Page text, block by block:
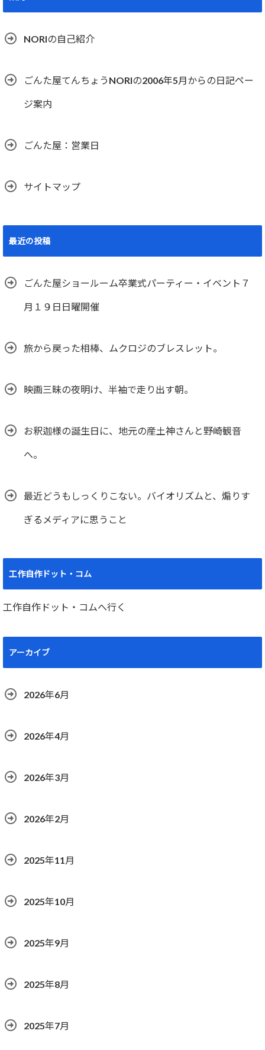
NORIの自己紹介
ごんた屋てんちょうNORIの2006年5月からの日記ペー
ジ案内
ごんた屋：営業日
サイトマップ
最近の投稿
ごんた屋ショールーム卒業式パーティー・イベント７
月１９日日曜開催
旅から戻った相棒、ムクロジのブレスレット。
映画三昧の夜明け、半袖で走り出す朝。
お釈迦様の誕生日に、地元の産土神さんと野崎観音
へ。
最近どうもしっくりこない。バイオリズムと、煽りす
ぎるメディアに思うこと
工作自作ドット・コム
工作自作ドット・コムへ行く
アーカイブ
2026年6月
2026年4月
2026年3月
2026年2月
2025年11月
2025年10月
2025年9月
2025年8月
2025年7月